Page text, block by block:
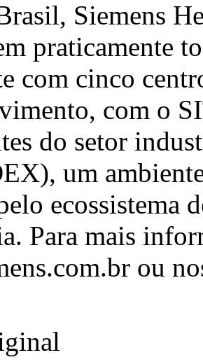
Siemens
praticamente
com cinco
com o
do setor
um
ecossistema
Para mais
ou